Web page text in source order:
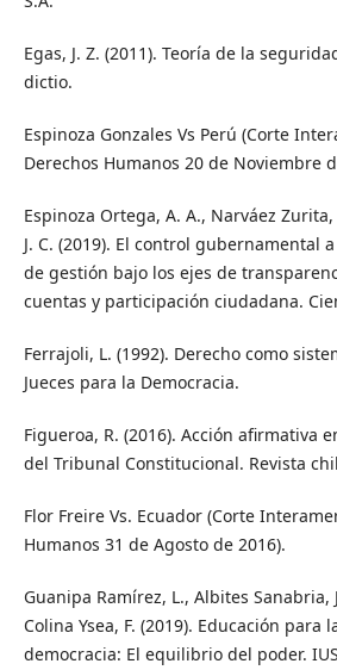
Egas, J. Z. (2011). Teoría de la
dictio.
Espinoza Gonzales Vs Perú (Corte
Derechos Humanos 20 de Noviembre
Espinoza Ortega, A. A., Narváez
J. C. (2019). El control gubernamental
de gestión bajo los ejes de
cuentas y participación ciudadana.
Ferrajoli, L. (1992). Derecho como
Jueces para la Democracia.
Figueroa, R. (2016). Acción afirmativa
del Tribunal Constitucional. Revista
Flor Freire Vs. Ecuador (Corte
Humanos 31 de Agosto de 2016).
Guanipa Ramírez, L., Albites Sanabria,
Colina Ysea, F. (2019). Educación para
democracia: El equilibrio del poder.